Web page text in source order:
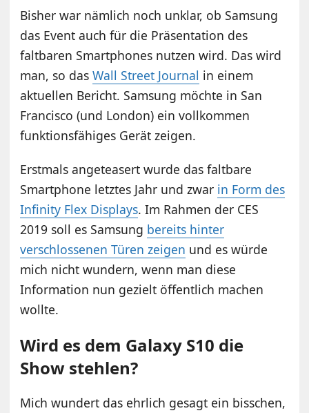
Bisher war nämlich noch unklar, ob Samsung
das Event auch für die Präsentation des
faltbaren Smartphones nutzen wird. Das wird
man, so dasWall Street Journal in einem
aktuellen Bericht. Samsung möchte in San
Francisco (und London) ein vollkommen
funktionsfähiges Gerät zeigen.
Erstmals angeteasert wurde das faltbare
Smartphone letztes Jahr und zwar in Form des
Infinity Flex Displays. Im Rahmen der CES
2019 soll es Samsung bereits hinter
verschlossenen Türen zeigen und es würde
mich nicht wundern, wenn man diese
Information nun gezielt öffentlich machen
wollte.
Wird es dem Galaxy S10 die
Show stehlen?
Mich wundert das ehrlich gesagt ein bisschen,